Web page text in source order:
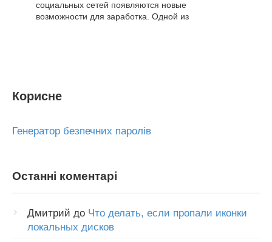
социальных сетей появляются новые
возможности для заработка. Одной из
Корисне
Генератор безпечних паролів
Останні коментарі
Дмитрий до Что делать, если пропали иконки
локальных дисков